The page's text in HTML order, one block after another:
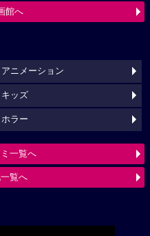
館へ
アニメーション
キッズ
ホラー
一覧へ
覧へ